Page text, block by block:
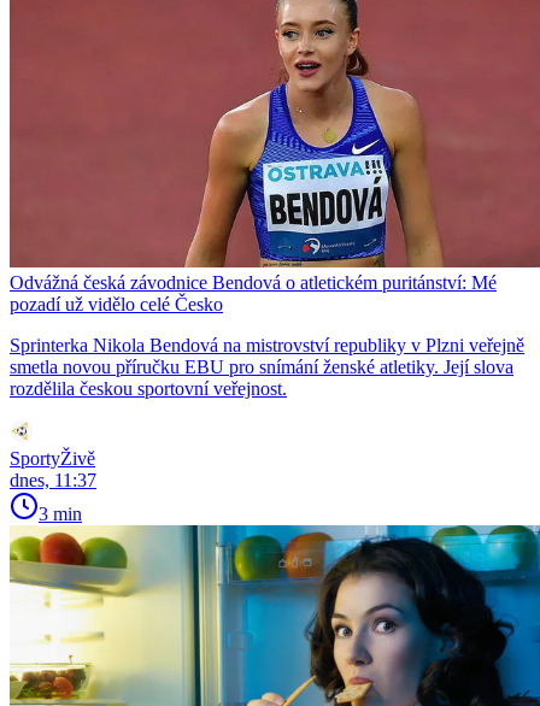
Odvážná česká závodnice Bendová o atletickém puritánství: Mé
pozadí už vidělo celé Česko
Sprinterka Nikola Bendová na mistrovství republiky v Plzni veřejně
smetla novou příručku EBU pro snímání ženské atletiky. Její slova
rozdělila českou sportovní veřejnost.
SportyŽivě
dnes, 11:37
3 min